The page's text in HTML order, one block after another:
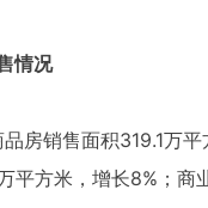
情况
房销售面积319.1万
平方米，增长8%；商